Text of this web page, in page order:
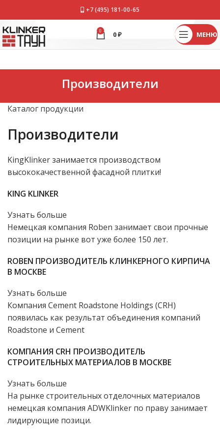
+7 (495) 181-00-65
0 0₽ МЕНЮ
Производители
Каталог продукции
Производители
KingKlinker занимается производством
высококачественной фасадной плитки!
KING KLINKER
Узнать больше
Немецкая компания Roben занимает свои прочные
позиции на рынке вот уже более 150 лет.
ROBEN ПРОИЗВОДИТЕЛЬ КЛИНКЕРНОГО КИРПИЧА
В МОСКВЕ
Узнать больше
Компания Cement Roadstone Holdings (CRH)
появилась как результат объединения компаний
Roadstone и Cement
КОМПАНИЯ CRH ПРОИЗВОДИТЕЛЬ
СТРОИТЕЛЬНЫХ МАТЕРИАЛОВ В МОСКВЕ
Узнать больше
На рынке строительных отделочных материалов
немецкая компания ADWKlinker по праву занимает
лидирующие позици.